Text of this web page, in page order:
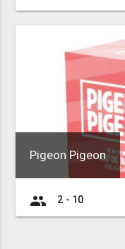
Pigeon Pigeon
group 2 - 10